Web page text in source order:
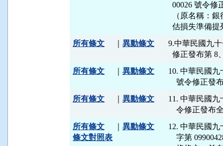
00026 號令修
（原名稱：
所有條文 異動條文 9.中華民國九
所有條文 異動條文 10. 中華民國九
所有條文 異動條文 11. 中華民國九
所有條文
異動條文
條文對照表
12. 中華民國
字第